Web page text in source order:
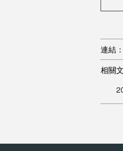
連結：
相關